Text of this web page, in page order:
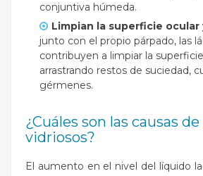
conjuntiva húmeda.
Limpian la superficie
junto con el propio párpado, las
contribuyen a limpiar la
arrastrando restos de suciedad,
gérmenes.
¿Cuáles son las causas
vidriosos?
El aumento en el nivel del líquido